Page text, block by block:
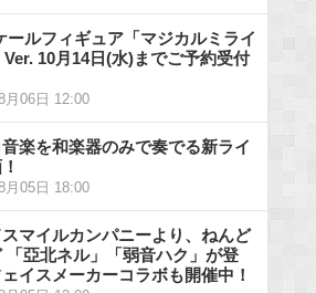
ールフィギュア「マジカルミライ
Ver. 10月14日(水)までご予約受付
月06日 12:00
楽を和楽器のみで奏でる新ライ
月05日 18:00
マイルカンパニーより、ねんど
「亞北ネル」「弱音ハク」が登
イスメーカーコラボも開催中！